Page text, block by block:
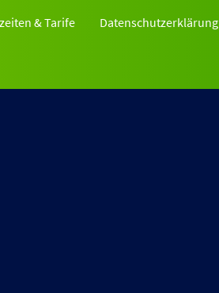
& Tarife Datenschutzerklärung